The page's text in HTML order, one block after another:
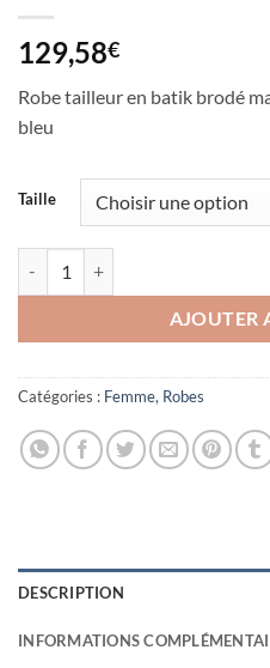
129,58€
Robe tailleur en batik brodé
bleu
Taille
AJOUTER
Catégories : Femme, Robes
DESCRIPTION
INFORMATIONS